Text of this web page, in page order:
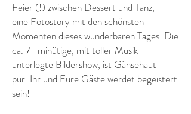
Feier (!) zwischen Dessert und Tanz,
eine Fotostory mit den schönsten
Momenten dieses wunderbaren Tages. Die
ca. 7- minütige, mit toller Musik
unterlegte Bildershow, ist Gänsehaut
pur. Ihr und Eure Gäste werdet begeistert
sein!